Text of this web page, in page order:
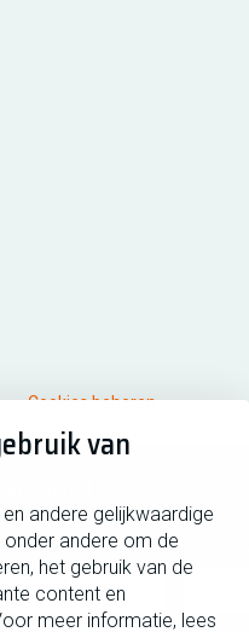
van
andere gelijkwaardige
andere om de
het gebruik van de
content en
meer informatie, lees
iso/iec 27001
Cookies beheren